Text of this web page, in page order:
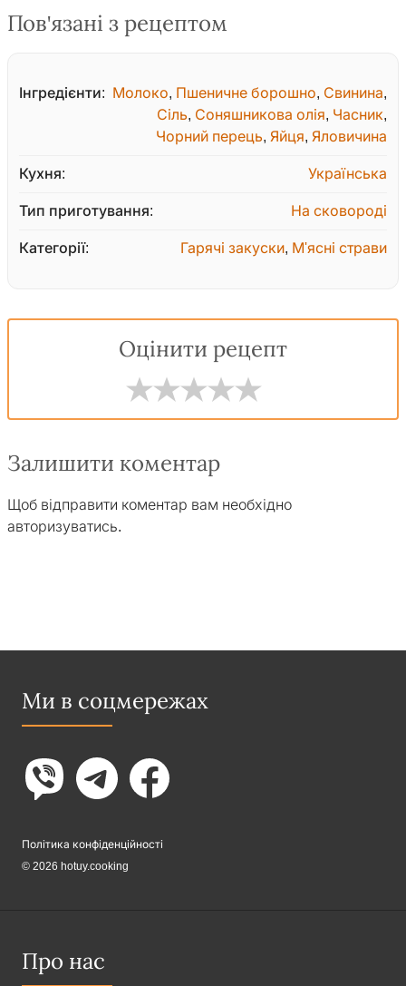
Пов'язані з рецептом
Інгредієнти: Молоко, Пшеничне борошно, Свинина,
Сіль, Соняшникова олія, Часник,
Чорний перець, Яйця, Яловичина
Кухня: Українська
Тип приготування: На сковороді
Категорії: Гарячі закуски, М'ясні страви
Оцінити рецепт
Залишити коментар
Щоб відправити коментар вам необхідно
авторизуватись.
Ми в соцмережах
Політика конфіденційності
© 2026 hotuy.cooking
Про нас